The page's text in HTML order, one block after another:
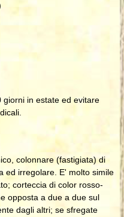
giorni in estate ed evitare
colonnare (fastigiata) di
ed irregolare. E' molto simile
corteccia di color rosso-
opposta a due a due sul
dagli altri; se sfregate